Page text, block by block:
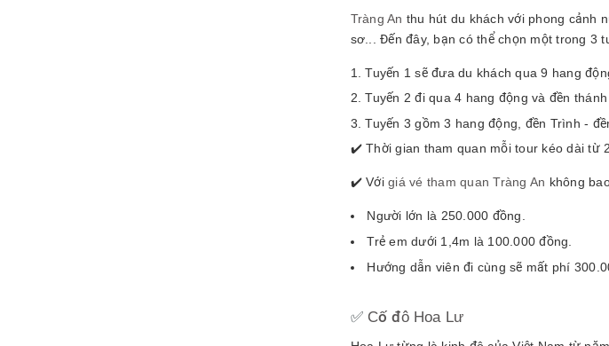
Tràng An thu hút du khách với phong cảnh
sơ... Đến đây, bạn có thể chọn một trong 3
Tuyến 1 sẽ đưa du khách qua 9 hang
Tuyến 2 đi qua 4 hang động và đền
Tuyến 3 gồm 3 hang động, đền Trình -
✔️ Thời gian tham quan mỗi tour kéo dài từ
✔️ Với giá vé tham quan Tràng An không
Người lớn là 250.000 đồng.
Trẻ em dưới 1,4m là 100.000 đồng.
Hướng dẫn viên đi cùng sẽ mất phí
✅ Cố đô Hoa Lư